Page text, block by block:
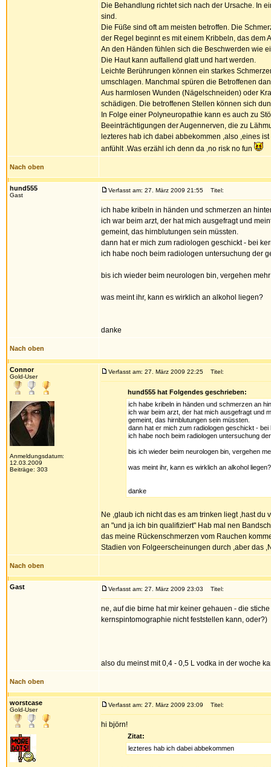
Die Behandlung richtet sich nach der Ursache. In
sind.
Die Füße sind oft am meisten betroffen. Die
der Regel beginnt es mit einem Kribbeln, das
An den Händen fühlen sich die Beschwerden wie
Die Haut kann auffallend glatt und hart werden.
Leichte Berührungen können ein starkes
umschlagen. Manchmal spüren die Betroffenen
Aus harmlosen Wunden (Nägelschneiden) oder
schädigen. Die betroffenen Stellen können sich
In Folge einer Polyneuropathie kann es auch zu
Beeinträchtigungen der Augennerven, die zu
lezteres hab ich dabei abbekommen ,also ,eines
anfühlt .Was erzähl ich denn da ,no risk no fun
Nach oben
hund555
Gast
Verfasst am: 27. März 2009 21:55 Titel:
ich habe kribeln in händen und schmerzen an
ich war beim arzt, der hat mich ausgefragt und
gemeint, das hirnblutungen sein müssten.
dann hat er mich zum radiologen geschickt - bei
ich habe noch beim radiologen untersuchung der
bis ich wieder beim neurologen bin, vergehen
was meint ihr, kann es wirklich an alkohol liegen?
danke
Nach oben
Connor
Gold-User
Anmeldungsdatum:
12.03.2009
Beiträge: 303
Verfasst am: 27. März 2009 22:25 Titel:
hund555 hat Folgendes geschrieben:
ich habe kribeln in händen und schmerzen an
ich war beim arzt, der hat mich ausgefragt und
gemeint, das hirnblutungen sein müssten.
dann hat er mich zum radiologen geschickt -
ich habe noch beim radiologen untersuchung
bis ich wieder beim neurologen bin, vergehen
was meint ihr, kann es wirklich an alkohol liegen?
danke
Ne ,glaub ich nicht das es am trinken liegt ,hast
an "und ja ich bin qualifiziert" Hab mal nen
das meine Rückenschmerzen vom Rauchen
Stadien von Folgeerscheinungen durch ,aber das
Nach oben
Gast Verfasst am: 27. März 2009 23:03 Titel:
ne, auf die birne hat mir keiner gehauen - die
kernspintomographie nicht feststellen kann, oder?)
also du meinst mit 0,4 - 0,5 L vodka in der woche
Nach oben
worstcase
Gold-User
Verfasst am: 27. März 2009 23:09 Titel:
hi björn!
Zitat:
lezteres hab ich dabei abbekommen